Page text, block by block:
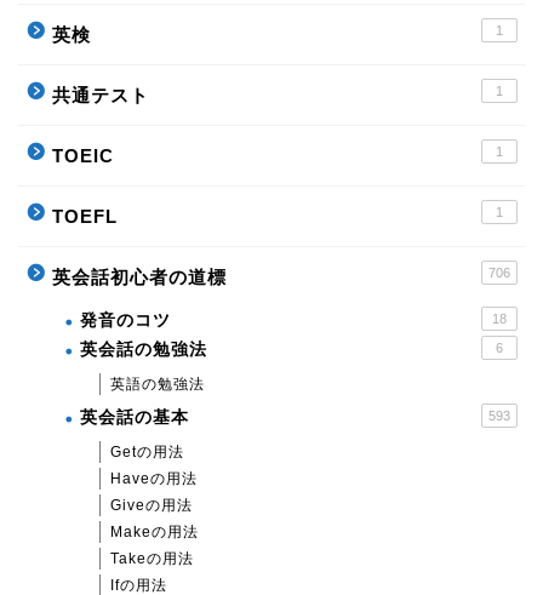
英検 1
共通テスト 1
TOEIC 1
TOEFL 1
英会話初心者の道標 706
発音のコツ 18
英会話の勉強法 6
英語の勉強法
英会話の基本 593
Getの用法
Haveの用法
Giveの用法
Makeの用法
Takeの用法
Ifの用法